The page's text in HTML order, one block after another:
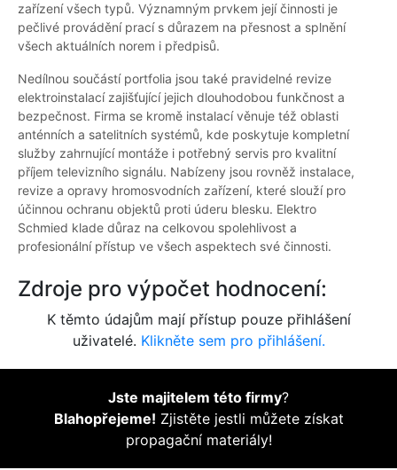
zařízení všech typů. Významným prvkem její činnosti je
pečlivé provádění prací s důrazem na přesnost a splnění
všech aktuálních norem i předpisů.
Nedílnou součástí portfolia jsou také pravidelné revize
elektroinstalací zajišťující jejich dlouhodobou funkčnost a
bezpečnost. Firma se kromě instalací věnuje též oblasti
anténních a satelitních systémů, kde poskytuje kompletní
služby zahrnující montáže i potřebný servis pro kvalitní
příjem televizního signálu. Nabízeny jsou rovněž instalace,
revize a opravy hromosvodních zařízení, které slouží pro
účinnou ochranu objektů proti úderu blesku. Elektro
Schmied klade důraz na celkovou spolehlivost a
profesionální přístup ve všech aspektech své činnosti.
Zdroje pro výpočet hodnocení:
K těmto údajům mají přístup pouze přihlášení
uživatelé. Klikněte sem pro přihlášení.
Jste majitelem této firmy?
Blahopřejeme! Zjistěte jestli můžete získat
propagační materiály!